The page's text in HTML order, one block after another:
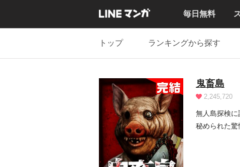
毎日無料
トップ ランキングから探す
鬼畜島
2,245,720
無人島探検に訪れた大学生
秘められた驚